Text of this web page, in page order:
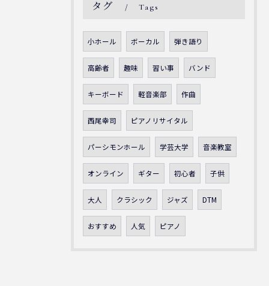
タグ Tags
小ホール ボーカル 弾き語り
高齢者 趣味 習い事 バンド
キーボード 軽音楽部 作曲
西尾幸司 ピアノリサイタル
パーシモンホール 学芸大学 音楽教室
オンライン ギター 初心者 子供
大人 クラシック ジャズ DTM
おすすめ 人気 ピアノ